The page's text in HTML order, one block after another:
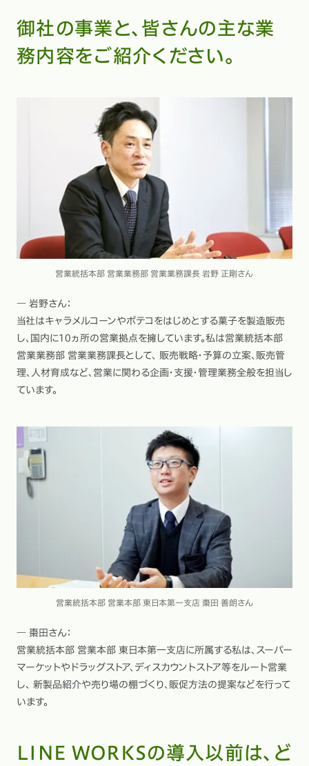
御社の事業と、皆さんの主な業
務内容をご紹介ください。
営業統括本部 営業業務部 営業業務課長 岩野 正剛さん
― 岩野さん：
当社はキャラメルコーンやポテコをはじめとする菓子を製造販売
し、国内に10ヵ所の営業拠点を擁しています。私は営業統括本部
営業業務部 営業業務課長として、 販売戦略・予算の立案、販売管
理、人材育成など、営業に関わる企画・支援・管理業務全般を担当し
ています。
営業統括本部 営業本部 東日本第一支店 棗田 善朗さん
― 棗田さん：
営業統括本部 営業本部 東日本第一支店に所属する私は、スーパー
マーケットやドラッグストア、ディスカウントストア等をルート営業
し、 新製品紹介や売り場の棚づくり、販促方法の提案などを行って
います。
LINE WORKSの導入以前は、ど